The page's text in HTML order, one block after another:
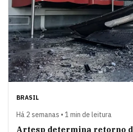
BRASIL
Há 2 semanas • 1 min de leitura
Artesp determina retorno